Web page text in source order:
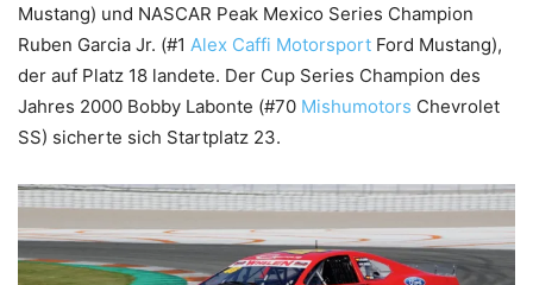
Mustang) und NASCAR Peak Mexico Series Champion
Ruben Garcia Jr. (#1 Alex Caffi Motorsport Ford Mustang),
der auf Platz 18 landete. Der Cup Series Champion des
Jahres 2000 Bobby Labonte (#70 Mishumotors Chevrolet
SS) sicherte sich Startplatz 23.